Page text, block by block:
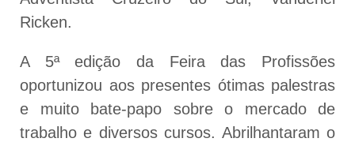
Ricken.
A 5ª edição da Feira das Profissões
oportunizou aos presentes ótimas palestras
e muito bate-papo sobre o mercado de
trabalho e diversos cursos. Abrilhantaram o